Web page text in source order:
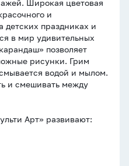
Широкая цветовая
и
детских праздниках и
в мир удивительных
позволяет
рисунки. Грим
водой и мылом.
и смешивать между
Арт» развивают: